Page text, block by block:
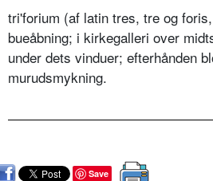
tri'forium (af latin tres, tre og
bueåbning; i kirkegalleri over
under dets vinduer; efterhånden
murudsmykning.
Save